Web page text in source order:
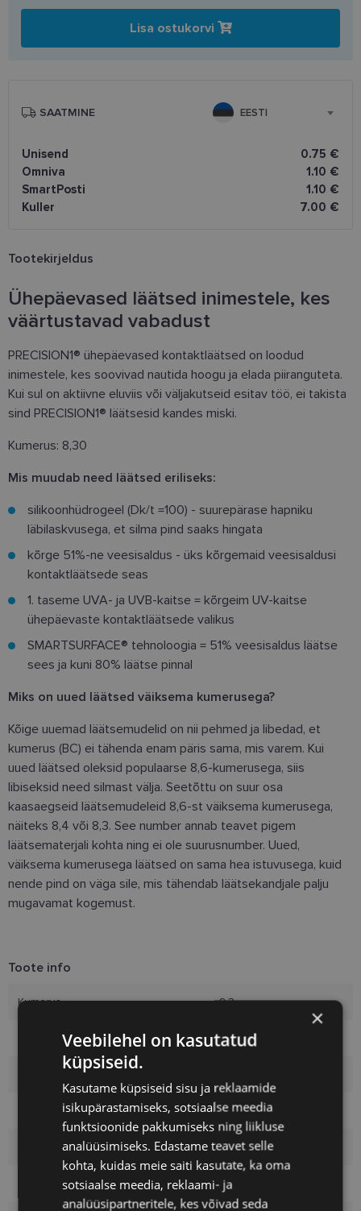
Tootekirjeldus
Ühepäevased läätsed inimestele, kes
väärtustavad vabadust
PRECISION1® ühepäevased kontaktläätsed on loodud
inimestele, kes soovivad nautida hoogu ja elada piiranguteta.
Kui sul on aktiivne eluviis või väljakutseid esitav töö, ei takista
sind PRECISION1® läätsesid kandes miski.
Kumerus: 8,30
Mis muudab need läätsed eriliseks:
silikoonhüdrogeel (Dk/t =100) - suurepärase hapniku
läbilaskvusega, et silma pind saaks hingata
kõrge 51%-ne veesisaldus - üks kõrgemaid veesisaldusi
kontaktläätsede seas
1. taseme UVA- ja UVB-kaitse = kõrgeim UV-kaitse
ühepäevaste kontaktläätsede valikus
SMARTSURFACE® tehnoloogia = 51% veesisaldus läätse
sees ja kuni 80% läätse pinnal
Miks on uued läätsed väiksema kumerusega?
Kõige uuemad läätsemudelid on nii pehmed ja libedad, et
kumerus (BC) ei tähenda enam päris sama, mis varem. Kui
uued läätsed oleksid populaarse 8,6-kumerusega, siis
libiseksid need silmast välja. Seetõttu on suur osa
kaasaegseid läätsemudeleid 8,6-st väiksema kumerusega,
näiteks 8,4 või 8,3. See number annab teavet pigem
läätsematerjali kohta ning ei ole suurusnumber. Uued,
väiksema kumerusega läätsed on sama hea istuvusega, kuid
nende pind on väga sile, mis tähendab läätsekandjale palju
mugavamat kogemust.
Toote info
Kumerus 8.3
Diameeter 14.2
Veesisaldus 51%
DK/l, Dk/t 100
Sfääriline
Lisa ostukorvi
SAATMINE EESTI
Unisend
0.75 €
Omniva
1.10 €
SmartPosti
1.10 €
Kuller
7.00 €
×
Veebilehel on kasutatud
küpsiseid.
Kasutame küpsiseid sisu ja reklaamide
isikupärastamiseks, sotsiaalse meedia
funktsioonide pakkumiseks ning liikluse
analüüsimiseks. Edastame teavet selle
kohta, kuidas meie saiti kasutate, ka oma
sotsiaalse meedia, reklaami- ja
analüüsipartneritele, kes võivad seda